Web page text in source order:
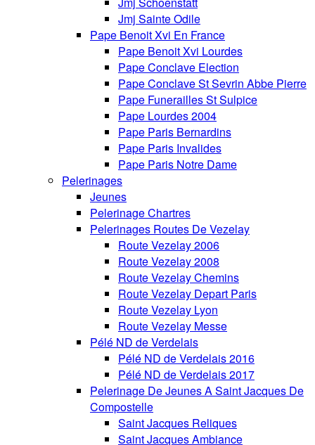
Jmj Sainte Odile
Pape Benoit Xvi En France
Pape Benoit Xvi Lourdes
Pape Conclave Election
Pape Conclave St Sevrin Abbe Pierre
Pape Funerailles St Sulpice
Pape Lourdes 2004
Pape Paris Bernardins
Pape Paris Invalides
Pape Paris Notre Dame
Pelerinages
Jeunes
Pelerinage Chartres
Pelerinages Routes De Vezelay
Route Vezelay 2006
Route Vezelay 2008
Route Vezelay Chemins
Route Vezelay Depart Paris
Route Vezelay Lyon
Route Vezelay Messe
Pélé ND de Verdelais
Pélé ND de Verdelais 2016
Pélé ND de Verdelais 2017
Pelerinage De Jeunes A Saint Jacques De
Compostelle
Saint Jacques Reliques
Saint Jacques Ambiance